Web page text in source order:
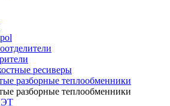
ресиверы
разборные теплообменники
разборные теплообменники
ЭТ